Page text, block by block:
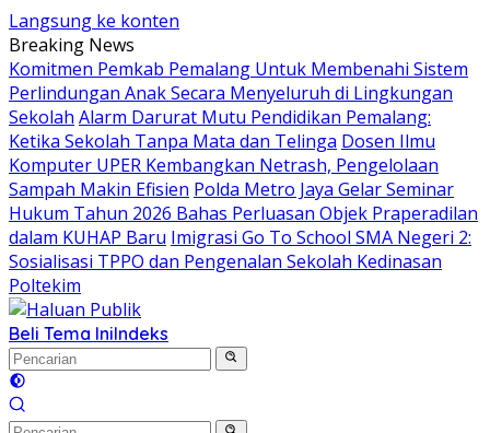
Langsung ke konten
Breaking News
Komitmen Pemkab Pemalang Untuk Membenahi Sistem
Perlindungan Anak Secara Menyeluruh di Lingkungan
Sekolah Alarm Darurat Mutu Pendidikan Pemalang:
Ketika Sekolah Tanpa Mata dan Telinga Dosen Ilmu
Komputer UPER Kembangkan Netrash, Pengelolaan
Sampah Makin Efisien Polda Metro Jaya Gelar Seminar
Hukum Tahun 2026 Bahas Perluasan Objek Praperadilan
dalam KUHAP Baru Imigrasi Go To School SMA Negeri 2:
Sosialisasi TPPO dan Pengenalan Sekolah Kedinasan
Poltekim
Beli Tema IniIndeks